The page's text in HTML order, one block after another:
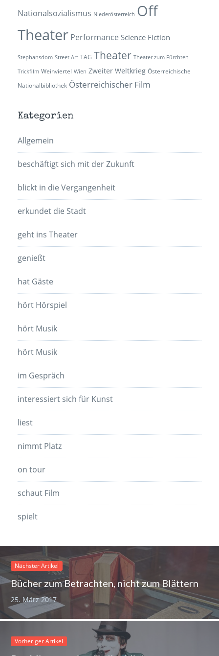
Nationalsozialismus Niederösterreich Off
Theater Performance Science Fiction
Stephansdom Street Art TAG Theater Theater zum Fürchten
Trickfilm Weinviertel Wien Zweiter Weltkrieg Österreichische
Nationalbibliothek Österreichischer Film
Kategorien
Allgemein
beschäftigt sich mit der Zukunft
blickt in die Vergangenheit
erkundet die Stadt
geht ins Theater
genießt
hat Gäste
hört Hörspiel
hört Musik
hört Musik
im Gespräch
interessiert sich für Kunst
liest
nimmt Platz
on tour
schaut Film
spielt
Nächster Artikel
Bücher zum Betrachten, nicht zum Blättern
25. März 2017
Vorheriger Artikel